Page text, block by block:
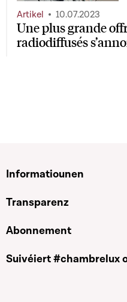
Une plus grande
radiodiffusés
Artikel 10.07.2023
Informatiounen
Transparenz
Abonnement
Suivéiert #chambrelux